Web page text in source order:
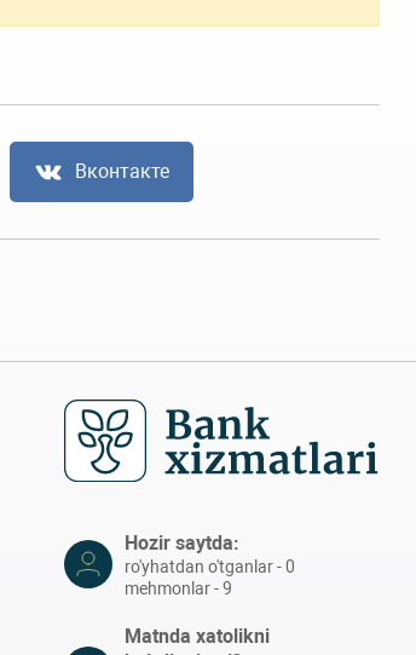
Вконтакте
Hozir saytda:
ro'yhatdan o'tganlar - 0
mehmonlar - 9
Matnda xatolikni